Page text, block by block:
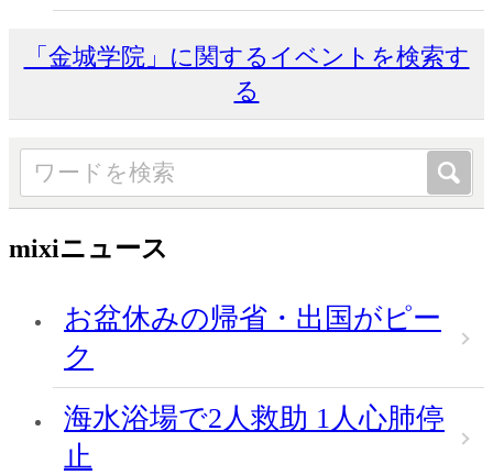
「金城学院」に関するイベントを検索す
る
mixiニュース
お盆休みの帰省・出国がピー
ク
海水浴場で2人救助 1人心肺停
止